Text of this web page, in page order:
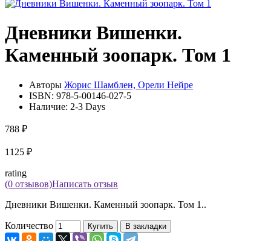
Дневники Вишенки.
Каменный зоопарк. Том 1
Авторы Жорис Шамблен, Орели Нейре
ISBN: 978-5-00146-027-5
Наличие: 2-3 Days
788 ₽
1125 ₽
rating
(0 отзывов)Написать отзыв
Дневники Вишенки. Каменный зоопарк. Том 1..
Количество Купить В закладки